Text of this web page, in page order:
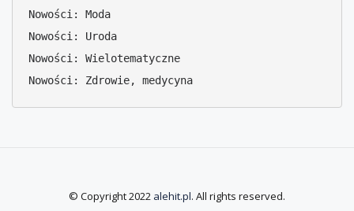
Nowości: Moda
Nowości: Uroda
Nowości: Wielotematyczne
Nowości: Zdrowie, medycyna
© Copyright 2022 alehit.pl. All rights reserved.